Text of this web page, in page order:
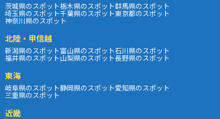
茨城県のスポット栃木県のスポット群馬県のスポット
埼玉県のスポット千葉県のスポット東京都のスポット
神奈川県のスポット
北陸・甲信越
新潟県のスポット富山県のスポット石川県のスポット
福井県のスポット山梨県のスポット長野県のスポット
東海
岐阜県のスポット静岡県のスポット愛知県のスポット
三重県のスポット
近畿